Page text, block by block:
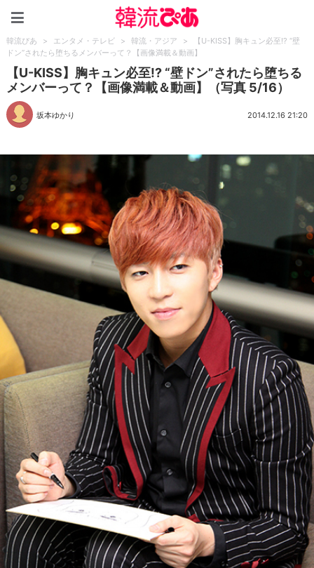
韓流ぴあ > エンタメ・テレビ > 韓流・アジア >
【U-KISS】胸キュン必至!? “壁
ドン”されたら堕ちるメンバーって？【画像満載＆動画】
【U-KISS】胸キュン必至!? “壁ドン”されたら堕ちる
メンバーって？【画像満載＆動画】（写真 5/16）
坂本ゆかり 2014.12.16 21:20